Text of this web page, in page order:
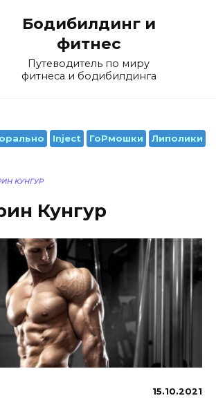
Бодибилдинг и
фитнес
Путеводитель по миру
фитнеса и бодибилдинга
Inject ГоРмошки Липолики
КУНГУР
Кунгур
15.10.2021